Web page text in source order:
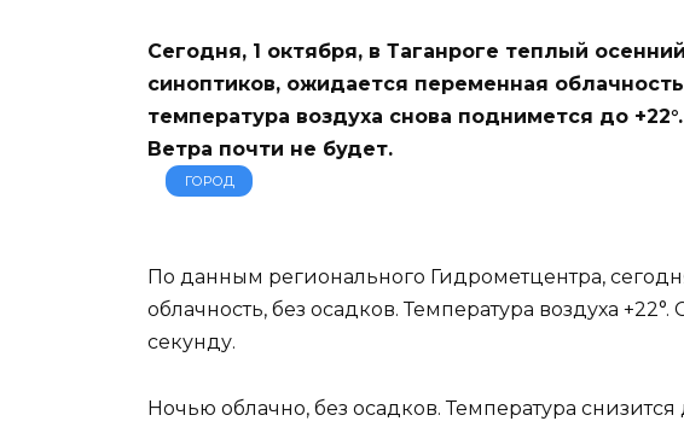
Сегодня, 1 октября, в Таганроге теплый
синоптиков, ожидается переменная
температура воздуха снова поднимется до
Ветра почти не будет.
ГОРОД
По данным регионального Гидрометцентра,
облачность, без осадков. Температура воздуха
секунду.
Ночью облачно, без осадков. Температура